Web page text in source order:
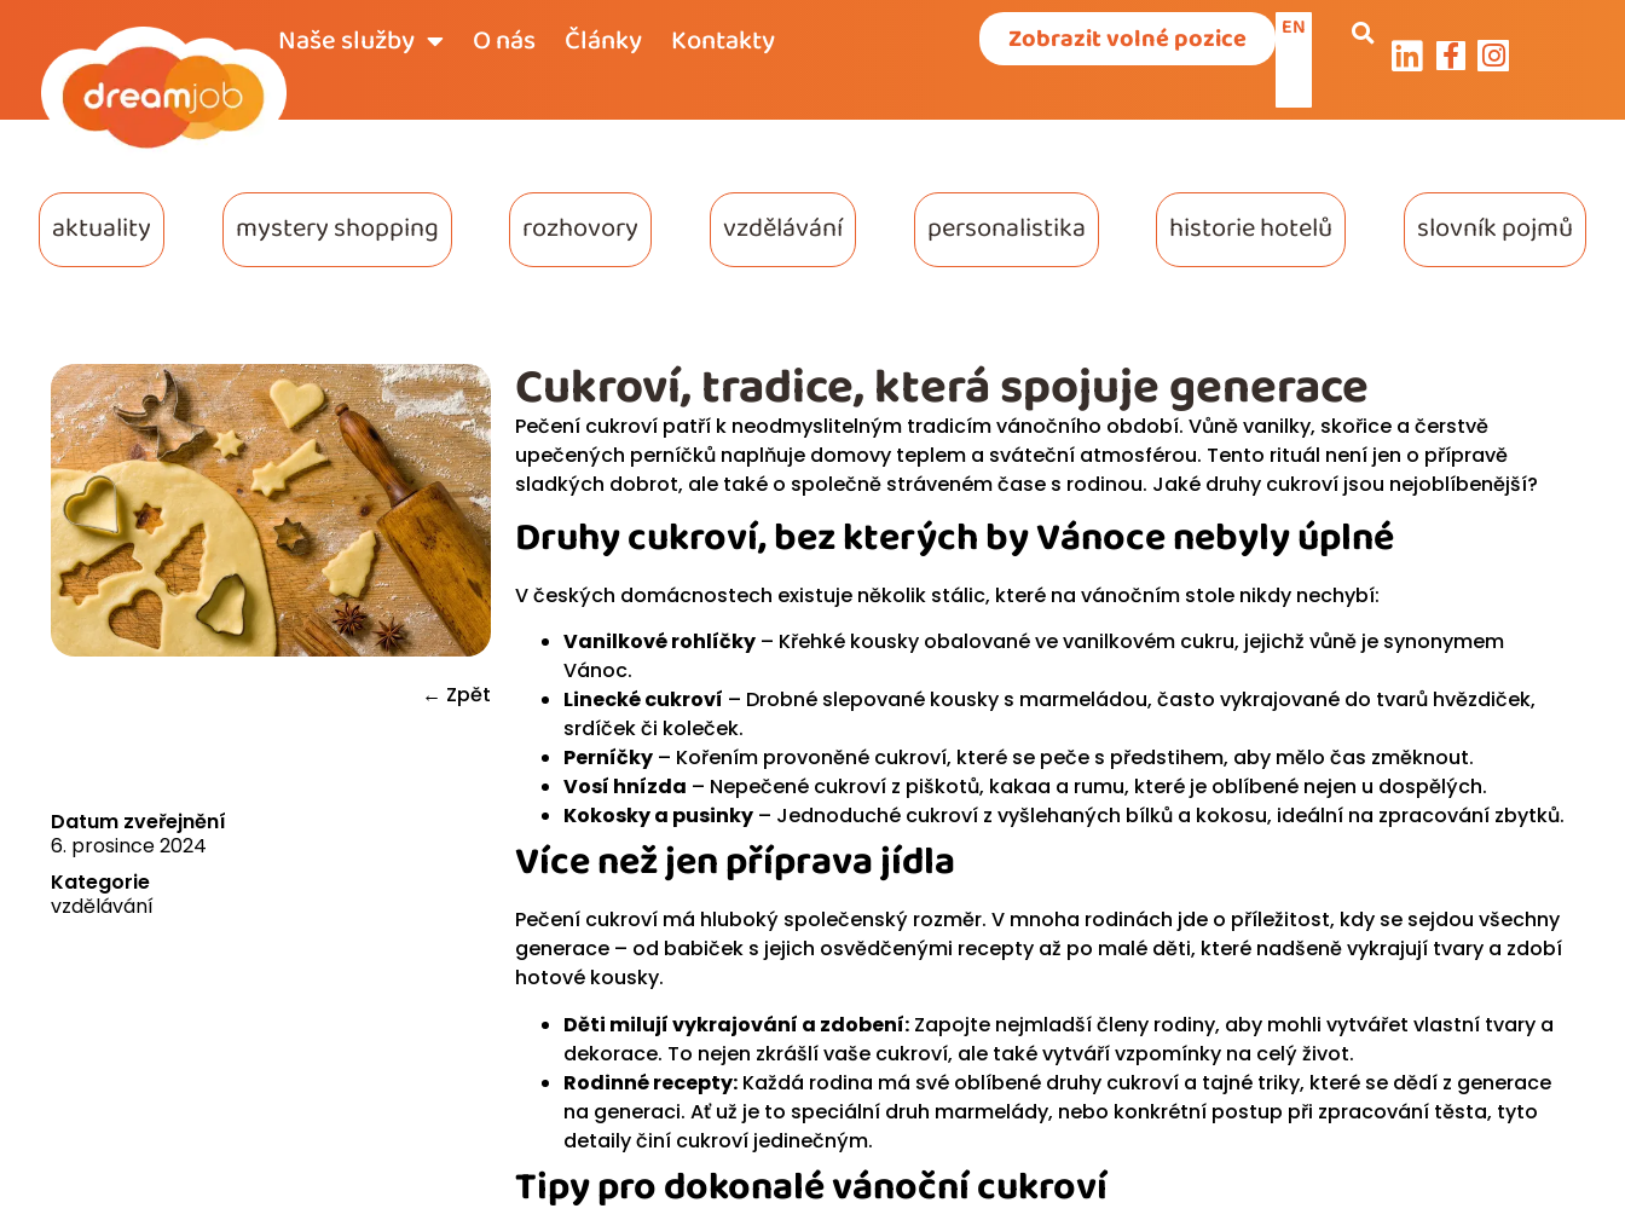
Naše služby O nás Články Kontakty Zobrazit volné pozice EN
aktuality mystery shopping rozhovory vzdělávání personalistika historie hotelů slovník pojmů
← Zpět
Datum zveřejnění
6. prosince 2024
Kategorie
vzdělávání
Pečení cukroví patří k neodmyslitelným tradicím vánočního období. Vůně vanilky, skořice a čerstvě
upečených perníčků naplňuje domovy teplem a sváteční atmosférou. Tento rituál není jen o přípravě
sladkých dobrot, ale také o společně stráveném čase s rodinou. Jaké druhy cukroví jsou nejoblíbenější?
Druhy cukroví, bez kterých by Vánoce nebyly úplné
V českých domácnostech existuje několik stálic, které na vánočním stole nikdy nechybí:
Vanilkové rohlíčky – Křehké kousky obalované ve vanilkovém cukru, jejichž vůně je synonymem
Vánoc.
Linecké cukroví – Drobné slepované kousky s marmeládou, často vykrajované do tvarů hvězdiček,
srdíček či koleček.
Perníčky – Kořením provoněné cukroví, které se peče s předstihem, aby mělo čas změknout.
Vosí hnízda – Nepečené cukroví z piškotů, kakaa a rumu, které je oblíbené nejen u dospělých.
Kokosky a pusinky – Jednoduché cukroví z vyšlehaných bílků a kokosu, ideální na zpracování zbytků.
Více než jen příprava jídla
Pečení cukroví má hluboký společenský rozměr. V mnoha rodinách jde o příležitost, kdy se sejdou všechny
generace – od babiček s jejich osvědčenými recepty až po malé děti, které nadšeně vykrajují tvary a zdobí
hotové kousky.
Děti milují vykrajování a zdobení: Zapojte nejmladší členy rodiny, aby mohli vytvářet vlastní tvary a
dekorace. To nejen zkrášlí vaše cukroví, ale také vytváří vzpomínky na celý život.
Rodinné recepty: Každá rodina má své oblíbené druhy cukroví a tajné triky, které se dědí z generace
na generaci. Ať už je to speciální druh marmelády, nebo konkrétní postup při zpracování těsta, tyto
detaily činí cukroví jedinečným.
Tipy pro dokonalé vánoční cukroví
Cukroví, tradice, která spojuje generace